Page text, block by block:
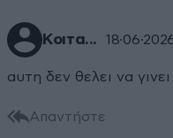
Κοιτα...
αυτη δεν θελει να
Απαντήστε